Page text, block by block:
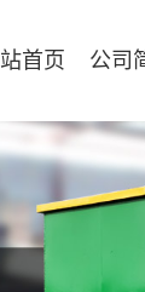
首页 公司